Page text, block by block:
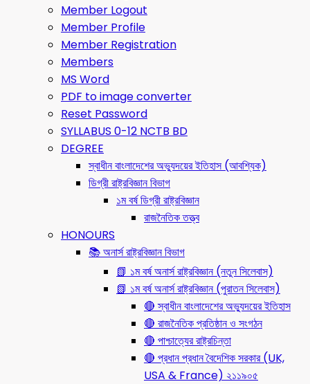
Member Logout
Member Profile
Member Registration
Members
MS Word
PDF to image converter
Reset Password
SYLLABUS 0-12 NCTB BD
DEGREE
স্বাধীন বাংলাদেশের অভ্যুদয়ের ইতিহাস (আবশ্যিক)
ডিগ্রী রাষ্ট্রবিজ্ঞান বিভাগ
১ম বর্ষ ডিগ্রী রাষ্ট্রবিজ্ঞান
রাজনৈতিক তত্ত্ব
HONOURS
📚 অনার্স রাষ্ট্রবিজ্ঞান বিভাগ
📗 ১ম বর্ষ অনার্স রাষ্ট্রবিজ্ঞান (নতুন সিলেবাস)
📗 ১ম বর্ষ অনার্স রাষ্ট্রবিজ্ঞান (পুরাতন সিলেবাস)
🔴 স্বাধীন বাংলাদেশের অভ্যুদয়ের ইতিহাস
🔴 রাজনৈতিক প্রতিষ্ঠান ও সংগঠন
🔴 পাশ্চাত্যের রাষ্ট্রচিন্তা
🔴 প্রধান প্রধান বৈদেশিক সরকার (UK,
USA & France) ২১১৯০৫